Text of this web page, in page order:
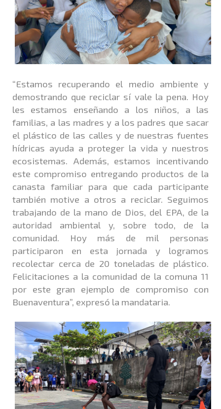
“Estamos recuperando el medio ambiente y
demostrando que reciclar sí vale la pena. Hoy
les estamos enseñando a los niños, a las
familias, a las madres y a los padres que sacar
el plástico de las calles y de nuestras fuentes
hídricas ayuda a proteger la vida y nuestros
ecosistemas. Además, estamos incentivando
este compromiso entregando productos de la
canasta familiar para que cada participante
también motive a otros a reciclar. Seguimos
trabajando de la mano de Dios, del EPA, de la
autoridad ambiental y, sobre todo, de la
comunidad. Hoy más de mil personas
participaron en esta jornada y logramos
recolectar cerca de 20 toneladas de plástico.
Felicitaciones a la comunidad de la comuna 11
por este gran ejemplo de compromiso con
Buenaventura”, expresó la mandataria.